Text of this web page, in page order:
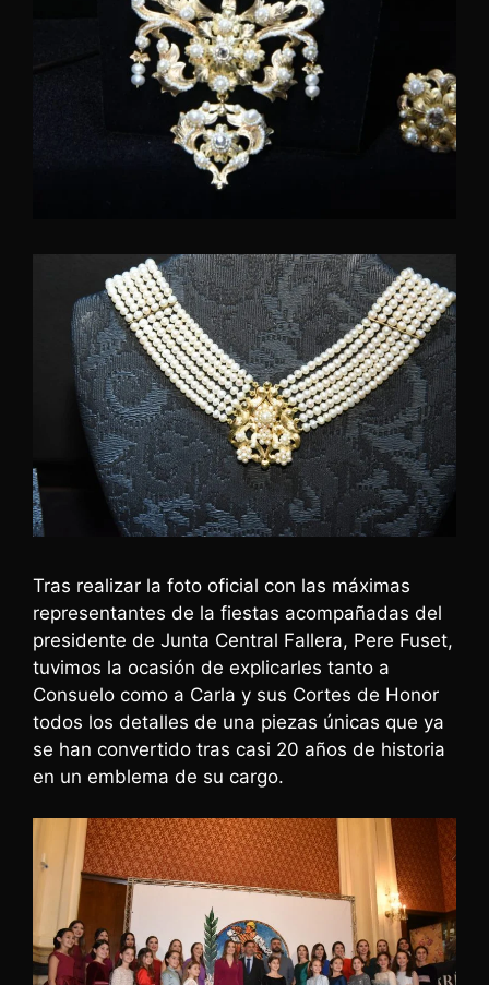
Tras realizar la foto oficial con las máximas
representantes de la fiestas acompañadas del
presidente de Junta Central Fallera, Pere Fuset,
tuvimos la ocasión de explicarles tanto a
Consuelo como a Carla y sus Cortes de Honor
todos los detalles de una piezas únicas que ya
se han convertido tras casi 20 años de historia
en un emblema de su cargo.